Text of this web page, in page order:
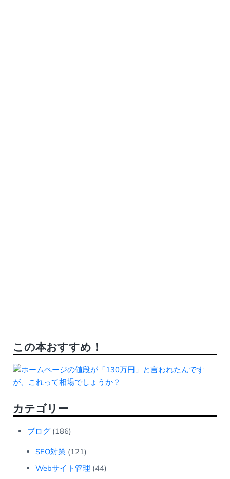
この本おすすめ！
カテゴリー
ブログ (186)
SEO対策 (121)
Webサイト管理 (44)